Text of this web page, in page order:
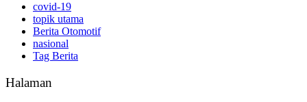
covid-19
topik utama
Berita Otomotif
nasional
Tag Berita
Halaman